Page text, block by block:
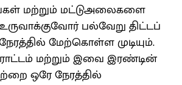
மற்றும் மட்டுஅலைகளை
பல்வேறு திட்டப்
மேற்கொள்ள முடியும்.
மற்றும் இவை இரண்டின்
ஒரே நேரத்தில்